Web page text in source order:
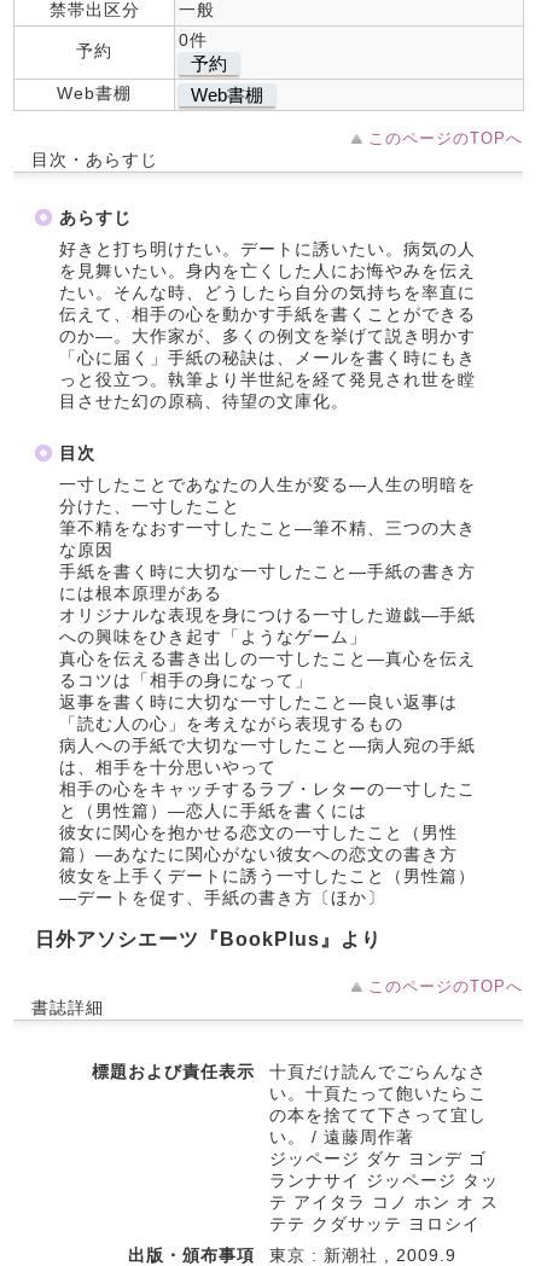
禁帯出区分
一般
予約
0件
予約
Web書棚 Web書棚
このページのTOPへ
目次・あらすじ
あらすじ
好きと打ち明けたい。デートに誘いたい。病気の人
を見舞いたい。身内を亡くした人にお悔やみを伝え
たい。そんな時、どうしたら自分の気持ちを率直に
伝えて、相手の心を動かす手紙を書くことができる
のか―。大作家が、多くの例文を挙げて説き明かす
「心に届く」手紙の秘訣は、メールを書く時にもき
っと役立つ。執筆より半世紀を経て発見され世を瞠
目させた幻の原稿、待望の文庫化。
目次
一寸したことであなたの人生が変る―人生の明暗を
分けた、一寸したこと
筆不精をなおす一寸したこと―筆不精、三つの大き
な原因
手紙を書く時に大切な一寸したこと―手紙の書き方
には根本原理がある
オリジナルな表現を身につける一寸した遊戯―手紙
への興味をひき起す「ようなゲーム」
真心を伝える書き出しの一寸したこと―真心を伝え
るコツは「相手の身になって」
返事を書く時に大切な一寸したこと―良い返事は
「読む人の心」を考えながら表現するもの
病人への手紙で大切な一寸したこと―病人宛の手紙
は、相手を十分思いやって
相手の心をキャッチするラブ・レターの一寸したこ
と（男性篇）―恋人に手紙を書くには
彼女に関心を抱かせる恋文の一寸したこと（男性
篇）―あなたに関心がない彼女への恋文の書き方
彼女を上手くデートに誘う一寸したこと（男性篇）
―デートを促す、手紙の書き方〔ほか〕
日外アソシエーツ『BookPlus』より
このページのTOPへ
書誌詳細
標題および責任表示
十頁だけ読んでごらんなさ
い。十頁たって飽いたらこ
の本を捨てて下さって宜し
い。 / 遠藤周作著
ジッページ ダケ ヨンデ ゴ
ランナサイ ジッページ タッ
テ アイタラ コノ ホン オ ス
テテ クダサッテ ヨロシイ
出版・頒布事項
東京 : 新潮社 , 2009.9